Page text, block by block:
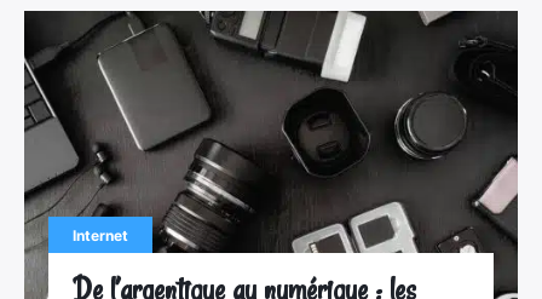
Internet
De l’argentique au numérique : les